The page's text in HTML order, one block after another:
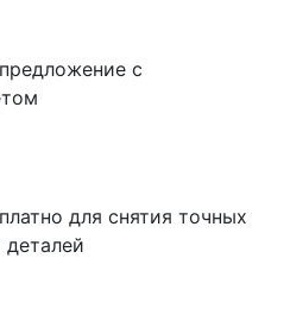
с
для снятия точных
деталей